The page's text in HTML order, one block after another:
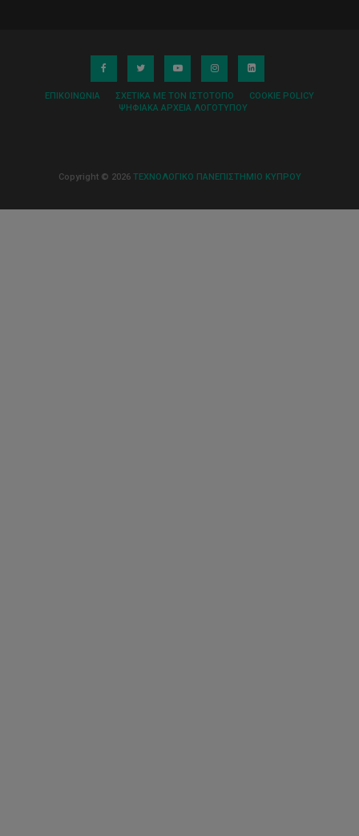
ΕΠΙΚΟΙΝΩΝΊΑ ΣΧΕΤΙΚΆ ΜΕ ΤΟΝ ΙΣΤΌΤΟΠΟ
COOKIE POLICY
ΨΗΦΙΑΚΆ ΑΡΧΕΊΑ ΛΟΓΌΤΥΠΟΥ
Copyright © 2026 ΤΕΧΝΟΛΟΓΙΚΟ ΠΑΝΕΠΙΣΤΗΜΙΟ ΚΥΠΡΟΥ